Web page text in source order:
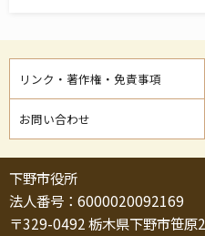
リンク・著作権・免責事項
お問い合わせ
下野市役所
法人番号：6000020092169
〒329-0492 栃木県下野市笹原